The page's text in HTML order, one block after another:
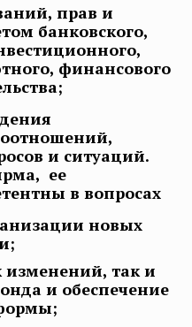
прав и
банковского,
финансового
и ситуаций.
ее
в вопросах
новых
так и
и обеспечение